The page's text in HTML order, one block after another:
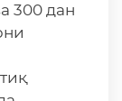
300 дан